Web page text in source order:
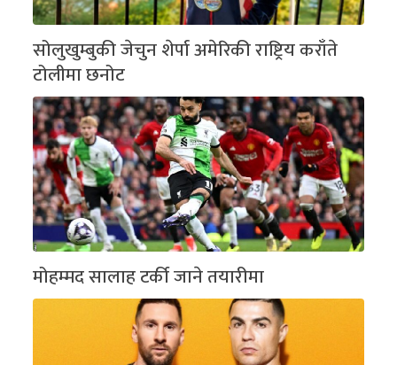
सोलुखुम्बुकी जेचुन शेर्पा अमेरिकी राष्ट्रिय कराँते
टोलीमा छनोट
मोहम्मद सालाह टर्की जाने तयारीमा